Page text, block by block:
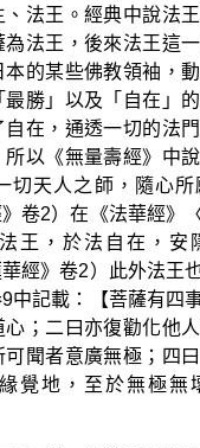
法王。經典中說法
法王，後來法王這
的某些佛教領袖，
最勝」以及「自在」
在，通透一切的法
以《無量壽經》中
切天人之師，隨心所
》卷2）在《法華經》
王，於法自在，安
經》卷2）此外法王
中記載：【菩薩有四
；二曰亦復勸化他
聞者意廣無極；四
覺地，至於無極無